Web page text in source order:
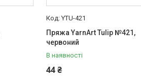
YTU-421
Пряжа YarnArt Tulip №421,
червоний
В наявності
44 ₴